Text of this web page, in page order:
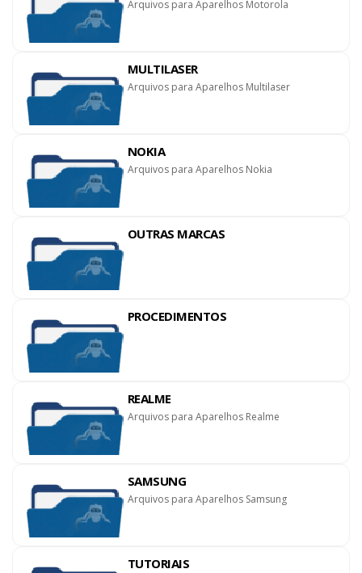
Arquivos para Aparelhos Motorola
MULTILASER
Arquivos para Aparelhos Multilaser
NOKIA
Arquivos para Aparelhos Nokia
OUTRAS MARCAS
PROCEDIMENTOS
REALME
Arquivos para Aparelhos Realme
SAMSUNG
Arquivos para Aparelhos Samsung
TUTORIAIS